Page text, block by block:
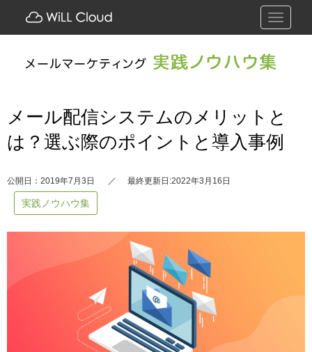
Toggle
メール配信システムのメリットと
は？選ぶ際のポイントと導入事例
公開日：2019年7月3日 最終更新日:2022年3月16日
実践ノウハウ集